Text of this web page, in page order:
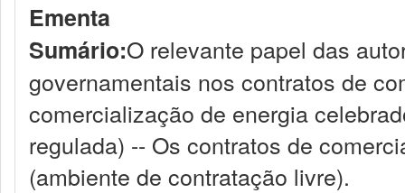
Ementa
Sumário:O relevante papel das
governamentais nos contratos de
comercialização de energia
regulada) -- Os contratos de
(ambiente de contratação livre).